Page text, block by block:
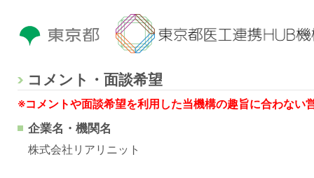
コメント・面談希望
※コメントや面談希望を利用した当機構の趣旨に合わない
企業名・機関名
株式会社リアリニット